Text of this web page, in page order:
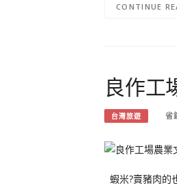
CONTINUE
良作工
台灣旅遊 省
蝦米?賣豬肉的